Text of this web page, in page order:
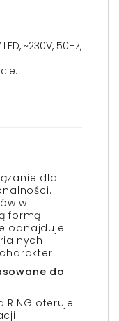
~230V, 50Hz,
dla
w
formą
odnajduje
do
RING oferuje